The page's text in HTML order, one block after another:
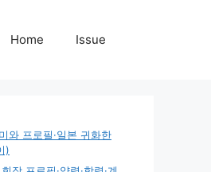
Home Issue
와 프로필·일본 귀화한
)